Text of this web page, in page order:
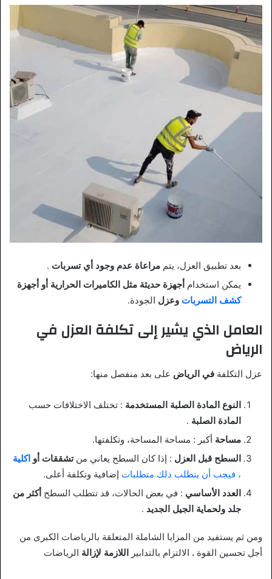
بعد تطبيق العزل، يتم مراعاة عدم وجود أي تسربات .
يمكن استخدام أجهزة حديثة مثل الكاميرات الحرارية أو أجهزة
كشف التسربات وعزل الجودة.
العامل الذي يشير إلى تكلفة العزل في
الرياض
عزل التكلفة في الرياض على بعد منفصل منها:
النوع المادة الصلبة المستخدمة : تختلف الاختلافات حسب
المادة الصلبة .
مساحة أكبر : مساحة المساحة، وتكلفتها.
السطح قبل العزل : إذا كان السطح يعاني منتشققات أو اكلية
، فيجب أن يتطلب ذلك متطلبات إضافية وتكلفة أعلى.
العدد الأساسي : في بعض الحالات، قد تتطلب السطح أكثر من
جلد ولحماية الجيل الجديد .
ومن ثم يستفيد من المزايا الشاملة المتعلقة بالرياضات الكبرى من
أجل تحسين القوة . الالتزام بالتدابير اللازمة لإزالة الرياضات